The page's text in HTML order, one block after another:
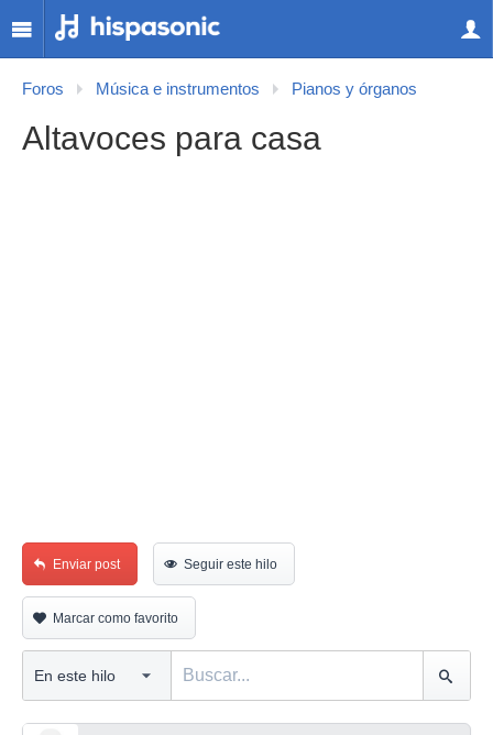
Foros Música e instrumentos Pianos y órganos
Altavoces para casa
Enviar post Seguir este hilo
Marcar como favorito